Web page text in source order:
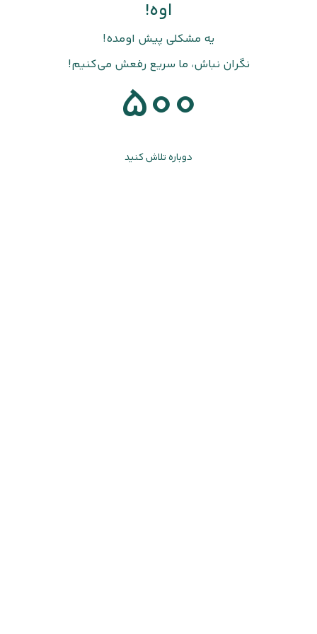
اوه!
یه مشکلی پیش اومده!
نگران نباش، ما سریع رفعش می‌کنیم!
500
دوباره تلاش کنید